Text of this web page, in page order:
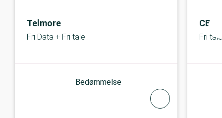
Telmore
Fri Data + Fri tale
Bedømmelse
CBB
Fri